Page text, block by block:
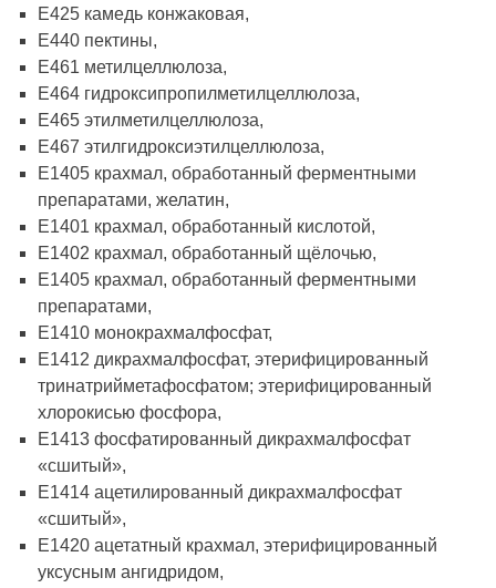
Е425 камедь конжаковая,
Е440 пектины,
Е461 метилцеллюлоза,
Е464 гидроксипропилметилцеллюлоза,
Е465 этилметилцеллюлоза,
Е467 этилгидроксиэтилцеллюлоза,
Е1405 крахмал, обработанный ферментными
препаратами, желатин,
Е1401 крахмал, обработанный кислотой,
Е1402 крахмал, обработанный щёлочью,
Е1405 крахмал, обработанный ферментными
препаратами,
Е1410 монокрахмалфосфат,
Е1412 дикрахмалфосфат, этерифицированный
тринатрийметафосфатом; этерифицированный
хлорокисью фосфора,
Е1413 фосфатированный дикрахмалфосфат
«сшитый»,
Е1414 ацетилированный дикрахмалфосфат
«сшитый»,
Е1420 ацетатный крахмал, этерифицированный
уксусным ангидридом,